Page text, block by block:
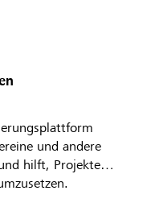
und andere
hilft, Projekte